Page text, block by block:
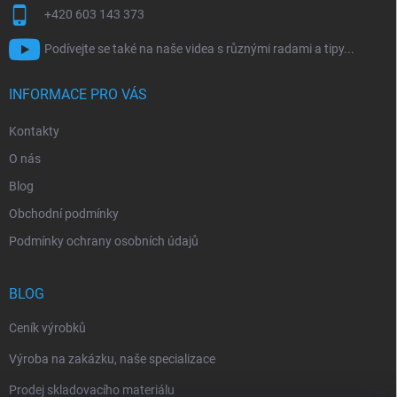
+420 603 143 373
Podívejte se také na naše videa s různými radami a tipy...
INFORMACE PRO VÁS
Kontakty
O nás
Blog
Obchodní podmínky
Podmínky ochrany osobních údajů
BLOG
Ceník výrobků
Výroba na zakázku, naše specializace
Prodej skladovacího materiálu